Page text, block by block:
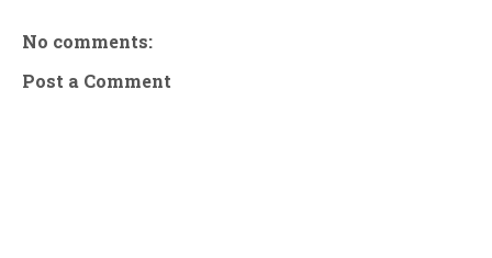
No comments:
Post a Comment